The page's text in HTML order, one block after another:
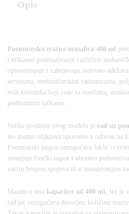
Opis
Pneumatska zračna mazalica 400 ml
i efikasno podmazivanje različitih
opterećenjem i zahtijevaju redovno
servisima, mehaničarskim radionicama,
svih korisnika koji rade sa vozilima,
podmaznim tačkama.
Velika prednost ovog modela je rad uz
što znatno olakšava upotrebu u odnosu na
Pneumatski pogon omogućava lakše i
smanjuje fizički napor i ubrzava
većim brojem spojeva ili u intenzivnijim
Mazalica ima kapacitet od 400 ml
, što je
rad jer omogućava dovoljnu količinu